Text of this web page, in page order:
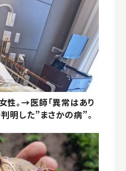
性。→医師「異常はあり
明した”まさかの病”。